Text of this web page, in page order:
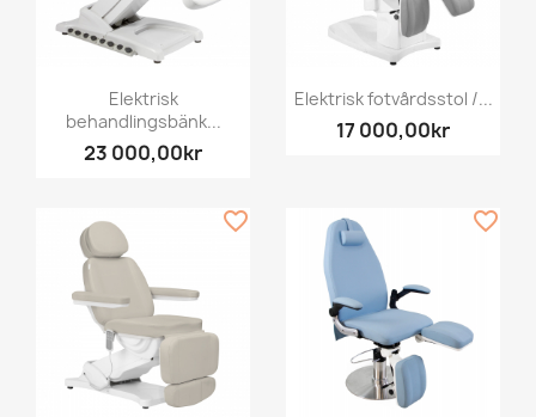
Elektrisk
behandlingsbänk...
23 000,00kr
Elektrisk fotvårdsstol /...
17 000,00kr
favorite_border favorite_border